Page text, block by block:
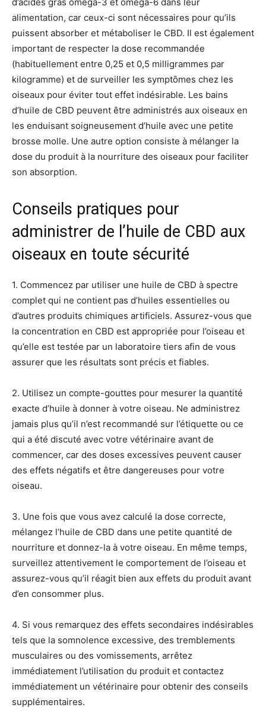
alimentation, car ceux-ci sont nécessaires pour qu’ils
puissent absorber et métaboliser le CBD. Il est également
important de respecter la dose recommandée
(habituellement entre 0,25 et 0,5 milligrammes par
kilogramme) et de surveiller les symptômes chez les
oiseaux pour éviter tout effet indésirable. Les bains
d’huile de CBD peuvent être administrés aux oiseaux en
les enduisant soigneusement d’huile avec une petite
brosse molle. Une autre option consiste à mélanger la
dose du produit à la nourriture des oiseaux pour faciliter
son absorption.
Conseils pratiques pour
administrer de l’huile de CBD aux
oiseaux en toute sécurité
1. Commencez par utiliser une huile de CBD à spectre
complet qui ne contient pas d’huiles essentielles ou
d’autres produits chimiques artificiels. Assurez-vous que
la concentration en CBD est appropriée pour l’oiseau et
qu’elle est testée par un laboratoire tiers afin de vous
assurer que les résultats sont précis et fiables.
2. Utilisez un compte-gouttes pour mesurer la quantité
exacte d’huile à donner à votre oiseau. Ne administrez
jamais plus qu’il n’est recommandé sur l’étiquette ou ce
qui a été discuté avec votre vétérinaire avant de
commencer, car des doses excessives peuvent causer
des effets négatifs et être dangereuses pour votre
oiseau.
3. Une fois que vous avez calculé la dose correcte,
mélangez l’huile de CBD dans une petite quantité de
nourriture et donnez-la à votre oiseau. En même temps,
surveillez attentivement le comportement de l’oiseau et
assurez-vous qu’il réagit bien aux effets du produit avant
d’en consommer plus.
4. Si vous remarquez des effets secondaires indésirables
tels que la somnolence excessive, des tremblements
musculaires ou des vomissements, arrêtez
immédiatement l’utilisation du produit et contactez
immédiatement un vétérinaire pour obtenir des conseils
supplémentaires.